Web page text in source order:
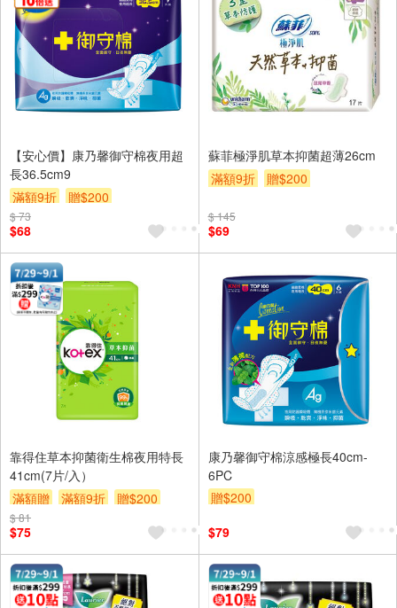
【安心價】康乃馨御守棉夜用超
長36.5cm9
滿額9折
贈$200
$ 73
$68
蘇菲極淨肌草本抑菌超薄26cm
滿額9折
贈$200
$ 145
$69
靠得住草本抑菌衛生棉夜用特長
41cm(7片/入）
滿額贈
滿額9折 贈$200
$ 81
$75
康乃馨御守棉涼感極長40cm-
6PC
贈$200
$79